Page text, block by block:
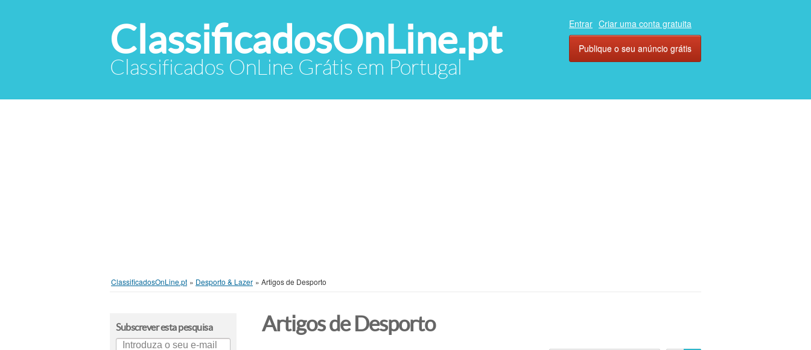
ClassificadosOnLine.pt
Classificados OnLine Grátis em Portugal
Entrar Criar uma conta gratuita
Publique o seu anúncio grátis
ClassificadosOnLine.pt » Desporto & Lazer » Artigos de Desporto
Subscrever esta pesquisa Artigos de Desporto